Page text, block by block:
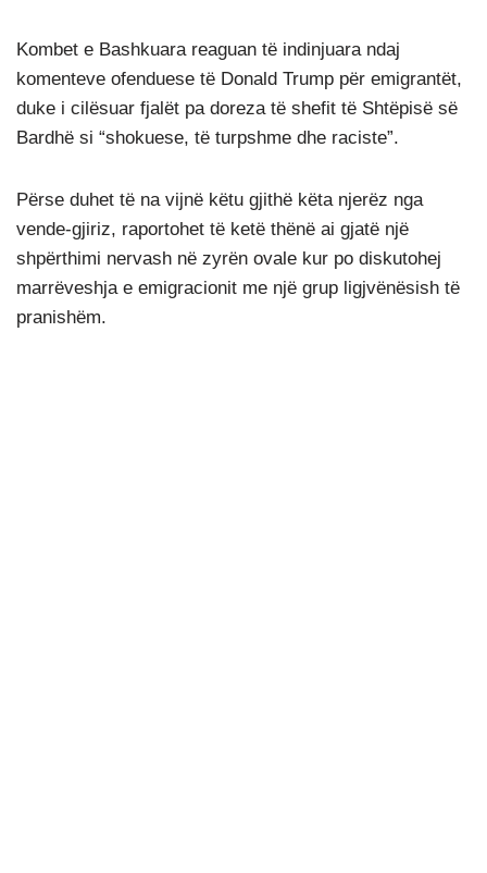
Kombet e Bashkuara reaguan të indinjuara ndaj
komenteve ofenduese të Donald Trump për emigrantët,
duke i cilësuar fjalët pa doreza të shefit të Shtëpisë së
Bardhë si “shokuese, të turpshme dhe raciste”.
Përse duhet të na vijnë këtu gjithë këta njerëz nga
vende-gjiriz, raportohet të ketë thënë ai gjatë një
shpërthimi nervash në zyrën ovale kur po diskutohej
marrëveshja e emigracionit me një grup ligjvënësish të
pranishëm.